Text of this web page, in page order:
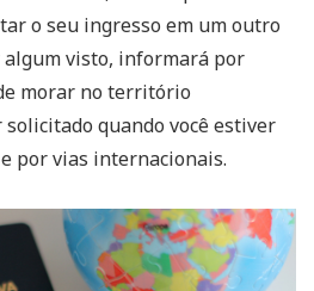
o seu ingresso em um outro
visto, informará por
morar no território
quando você estiver
por vias internacionais.